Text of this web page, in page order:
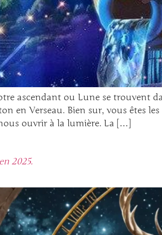
ascendant ou Lune se trouvent
en Verseau. Bien sur, vous êtes
ouvrir à la lumière. La […]
2025.